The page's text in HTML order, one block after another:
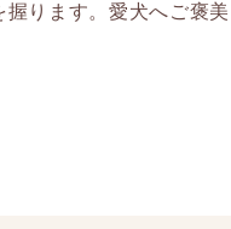
ります。愛犬へご褒